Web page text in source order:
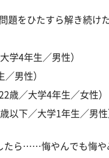
題をひたすら解き続け
学4年生／男性）
／男性）
歳／大学4年生／女性）
以下／大学1年生／男性
たら……悔やんでも悔や